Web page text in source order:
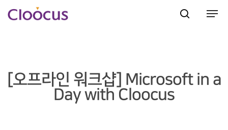
[오프라인 워크샵] Microsoft in a
Day with Cloocus